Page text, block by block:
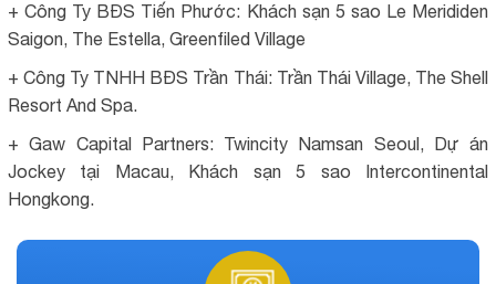
+ Công Ty BĐS Tiến Phước: Khách sạn 5 sao Le Merididen
Saigon, The Estella, Greenfiled Village
+ Công Ty TNHH BĐS Trần Thái: Trần Thái Village, The Shell
Resort And Spa.
+ Gaw Capital Partners: Twincity Namsan Seoul, Dự án
Jockey tại Macau, Khách sạn 5 sao Intercontinental
Hongkong.